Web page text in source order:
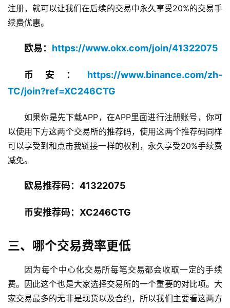
注册，就可以让我们在后续的交易中永久享受20%的交易手
续费优惠。
欧易： https://www.okx.com/join/41322075
币安： https://www.binance.com/zh-
TC/join?ref=XC246CTG
如果你是先下载APP，在APP里面进行注册账号，你可
以使用下方这两个交易所的推荐码，使用这两个推荐码同样
可以享受到和点击我链接一样的权利，永久享受20%手续费
减免。
欧易推荐码：41322075
币安推荐码：XC246CTG
三、哪个交易费率更低
因为每个中心化交易所每笔交易都会收取一定的手续
费。因此这个也是大家选择交易所的一个重要的对比项。大
家交易最多的无非是现货以及合约，所以我们主要看这两方